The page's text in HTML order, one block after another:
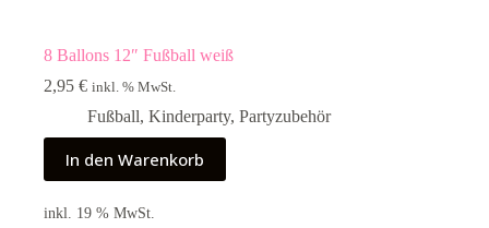
8 Ballons 12″ Fußball weiß
2,95 € inkl. % MwSt.
Fußball, Kinderparty, Partyzubehör
In den Warenkorb
inkl. 19 % MwSt.